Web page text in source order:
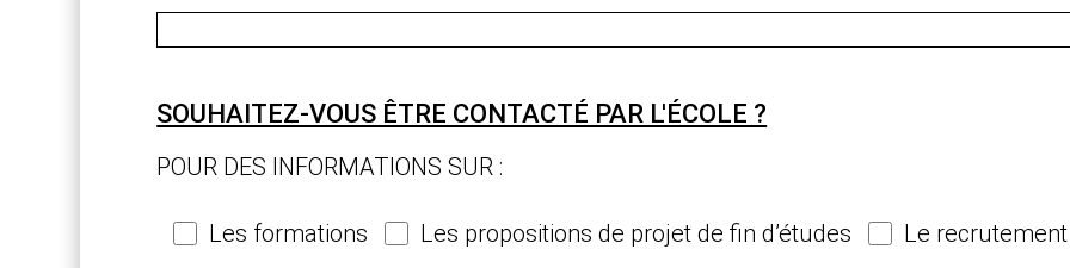
SOUHAITEZ-VOUS ÊTRE CONTACTÉ PAR L'ÉCOLE ?
POUR DES INFORMATIONS SUR :
Les formations Les propositions de projet de fin d’études Le recrutement